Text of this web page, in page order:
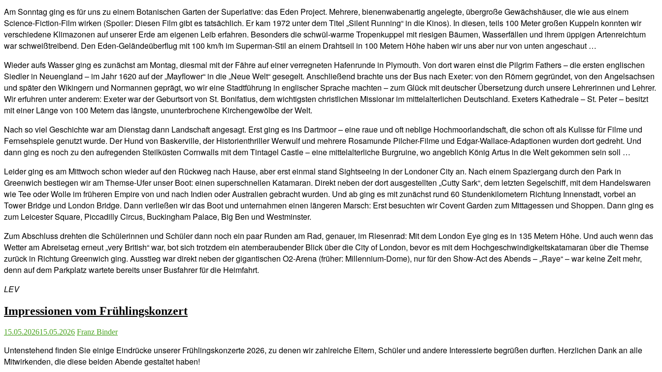
Am Sonntag ging es für uns zu einem Botanischen Garten der Superlative: das Eden Project. Mehrere, bienenwabenartig angelegte, übergroße Gewächshäuser, die wie aus einem
Science-Fiction-Film wirken (Spoiler: Diesen Film gibt es tatsächlich. Er kam 1972 unter dem Titel „Silent Running“ in die Kinos). In diesen, teils 100 Meter großen Kuppeln konnten wir
verschiedene Klimazonen auf unserer Erde am eigenen Leib erfahren. Besonders die schwül-warme Tropenkuppel mit riesigen Bäumen, Wasserfällen und ihrem üppigen Artenreichtum
war schweißtreibend. Den Eden-Geländeüberflug mit 100 km/h im Superman-Stil an einem Drahtseil in 100 Metern Höhe haben wir uns aber nur von unten angeschaut …
Wieder aufs Wasser ging es zunächst am Montag, diesmal mit der Fähre auf einer verregneten Hafenrunde in Plymouth. Von dort waren einst die Pilgrim Fathers – die ersten englischen
Siedler in Neuengland – im Jahr 1620 auf der „Mayflower“ in die „Neue Welt“ gesegelt. Anschließend brachte uns der Bus nach Exeter: von den Römern gegründet, von den Angelsachsen
und später den Wikingern und Normannen geprägt, wo wir eine Stadtführung in englischer Sprache machten – zum Glück mit deutscher Übersetzung durch unsere Lehrerinnen und Lehrer.
Wir erfuhren unter anderem: Exeter war der Geburtsort von St. Bonifatius, dem wichtigsten christlichen Missionar im mittelalterlichen Deutschland. Exeters Kathedrale – St. Peter – besitzt
mit einer Länge von 100 Metern das längste, ununterbrochene Kirchengewölbe der Welt.
Nach so viel Geschichte war am Dienstag dann Landschaft angesagt. Erst ging es ins Dartmoor – eine raue und oft neblige Hochmoorlandschaft, die schon oft als Kulisse für Filme und
Fernsehspiele genutzt wurde. Der Hund von Baskerville, der Historienthriller Werwulf und mehrere Rosamunde Pilcher-Filme und Edgar-Wallace-Adaptionen wurden dort gedreht. Und
dann ging es noch zu den aufregenden Steilküsten Cornwalls mit dem Tintagel Castle – eine mittelalterliche Burgruine, wo angeblich König Artus in die Welt gekommen sein soll …
Leider ging es am Mittwoch schon wieder auf den Rückweg nach Hause, aber erst einmal stand Sightseeing in der Londoner City an. Nach einem Spaziergang durch den Park in
Greenwich bestiegen wir am Themse-Ufer unser Boot: einen superschnellen Katamaran. Direkt neben der dort ausgestellten „Cutty Sark“, dem letzten Segelschiff, mit dem Handelswaren
wie Tee oder Wolle im früheren Empire von und nach Indien oder Australien gebracht wurden. Und ab ging es mit zunächst rund 60 Stundenkilometern Richtung Innenstadt, vorbei an
Tower Bridge und London Bridge. Dann verließen wir das Boot und unternahmen einen längeren Marsch: Erst besuchten wir Covent Garden zum Mittagessen und Shoppen. Dann ging es
zum Leicester Square, Piccadilly Circus, Buckingham Palace, Big Ben und Westminster.
Zum Abschluss drehten die Schülerinnen und Schüler dann noch ein paar Runden am Rad, genauer, im Riesenrad: Mit dem London Eye ging es in 135 Metern Höhe. Und auch wenn das
Wetter am Abreisetag erneut „very British“ war, bot sich trotzdem ein atemberaubender Blick über die City of London, bevor es mit dem Hochgeschwindigkeitskatamaran über die Themse
zurück in Richtung Greenwich ging. Ausstieg war direkt neben der gigantischen O2-Arena (früher: Millennium-Dome), nur für den Show-Act des Abends – „Raye“ – war keine Zeit mehr,
denn auf dem Parkplatz wartete bereits unser Busfahrer für die Heimfahrt.
LEV
Impressionen vom Frühlingskonzert
15.05.202615.05.2026 Franz Binder
Untenstehend finden Sie einige Eindrücke unserer Frühlingskonzerte 2026, zu denen wir zahlreiche Eltern, Schüler und andere Interessierte begrüßen durften. Herzlichen Dank an alle
Mitwirkenden, die diese beiden Abende gestaltet haben!